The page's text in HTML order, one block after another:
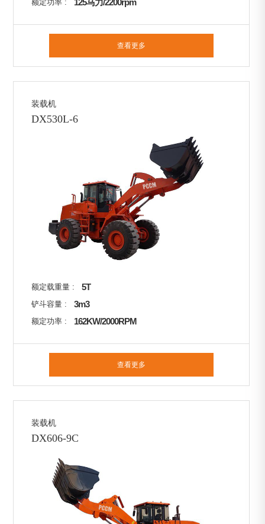
额定功率 : 125马力/2200rpm
查看更多
装载机
DX530L-6
额定载重量 : 5T
铲斗容量 : 3m3
额定功率 : 162KW/2000RPM
查看更多
装载机
DX606-9C